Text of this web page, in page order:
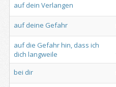
auf dein Verlangen
auf deine Gefahr
auf die Gefahrhin, dass ich
dich langweile
bei dir